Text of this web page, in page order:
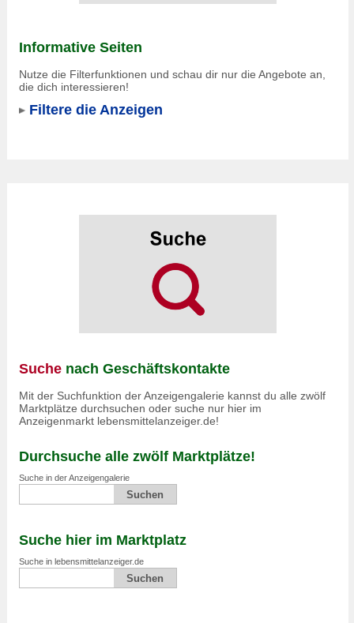
Informative Seiten
Nutze die Filterfunktionen und schau dir nur die Angebote an,
die dich interessieren!
Filtere die Anzeigen
Suche nach Geschäftskontakte
Mit der Suchfunktion der Anzeigengalerie kannst du alle zwölf
Marktplätze durchsuchen oder suche nur hier im
Anzeigenmarkt lebensmittelanzeiger.de!
Durchsuche alle zwölf Marktplätze!
Suche in der Anzeigengalerie
Suche hier im Marktplatz
Suche in lebensmittelanzeiger.de